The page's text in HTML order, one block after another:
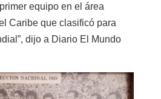
equipo en el área
Caribe que clasificó para
dijo a Diario El Mundo